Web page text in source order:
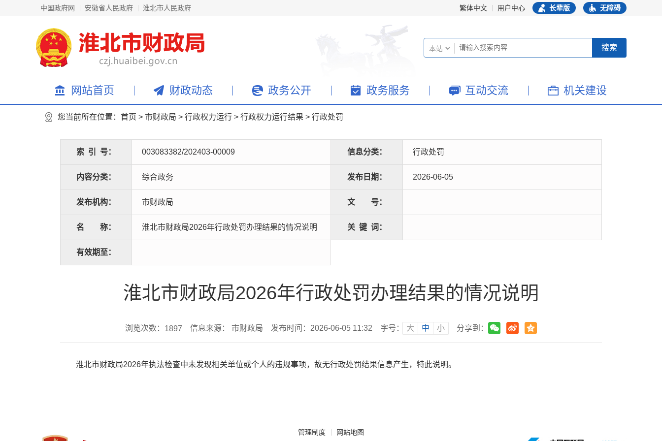
中国政府网 安徽省人民政府 淮北市人民政府 繁体中文 用户中心 长辈版 无障碍
网站首页 财政动态 政务公开 政务服务 互动交流 机关建设
您当前所在位置： 首页 > 市财政局 > 行政权力运行 > 行政权力运行结果 > 行政处罚
索 引 号： 003083382/202403-00009 信息分类： 行政处罚
内容分类： 综合政务 发布日期： 2026-06-05
发布机构： 市财政局 文 号：
名 称： 淮北市财政局2026年行政处罚办理结果的情况说明 关 键 词：
有效期至：
淮北市财政局2026年行政处罚办理结果的情况说明
浏览次数： 1897 信息来源： 市财政局 发布时间：2026-06-05 11:32 字号： 大 中 小 分享到：
淮北市财政局2026年执法检查中未发现相关单位或个人的违规事项，故无行政处罚结果信息产生，特此说明。
管理制度 网站地图